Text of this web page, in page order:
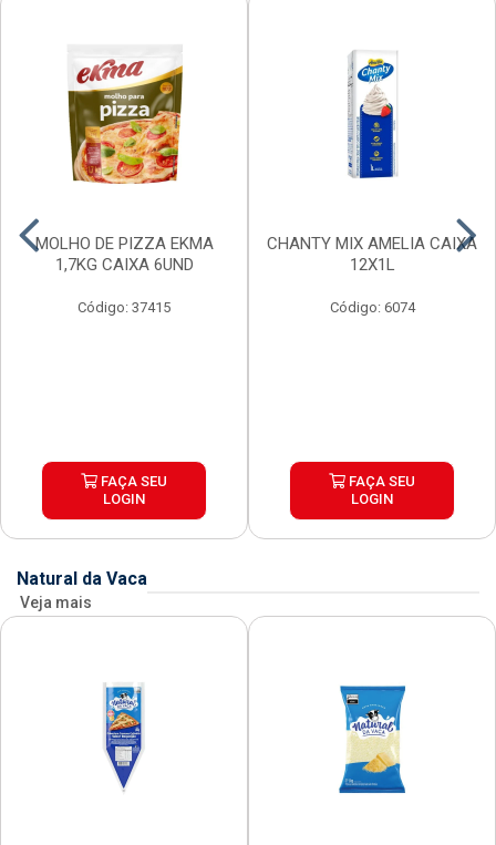
MOLHO DE PIZZA EKMA
1,7KG CAIXA 6UND
Código: 37415
FAÇA SEU
LOGIN
CHANTY MIX AMELIA CAIXA
12X1L
Código: 6074
FAÇA SEU
LOGIN
Natural da Vaca
Veja mais